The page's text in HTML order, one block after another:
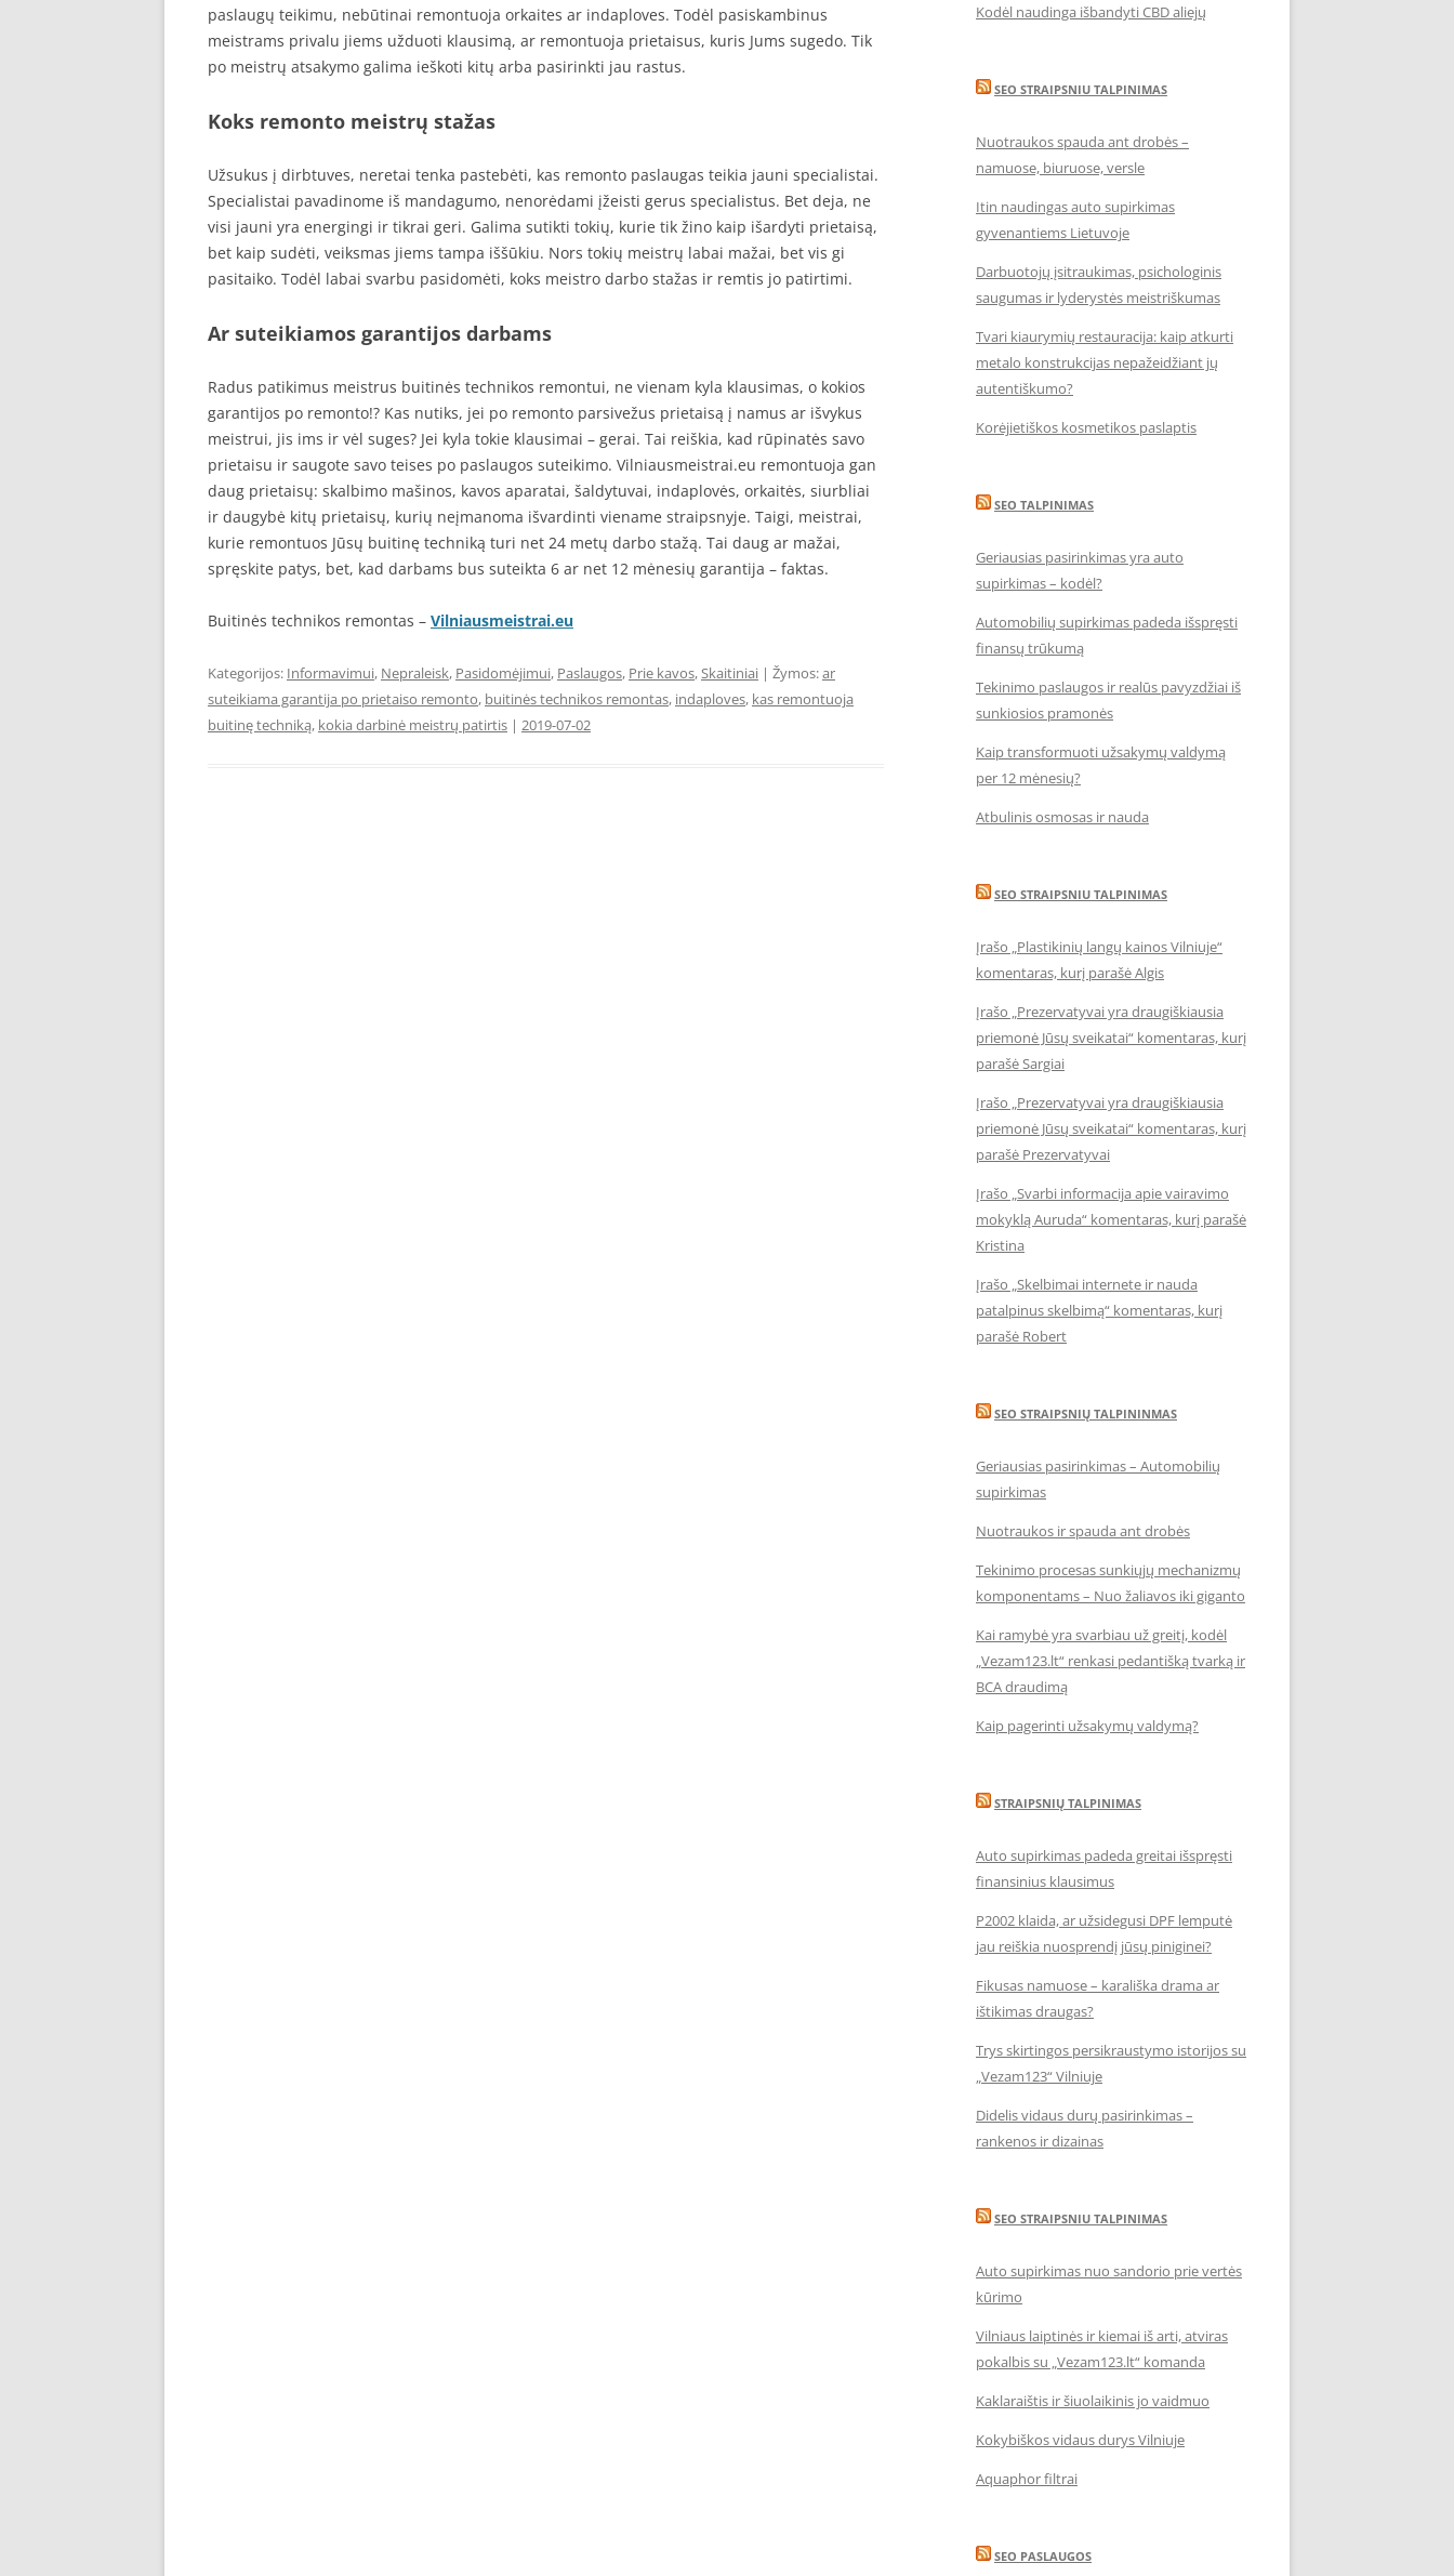
paslaugų teikimu, nebūtinai remontuoja orkaites ar indaploves. Todėl pasiskambinus
meistrams privalu jiems užduoti klausimą, ar remontuoja prietaisus, kuris Jums sugedo. Tik
po meistrų atsakymo galima ieškoti kitų arba pasirinkti jau rastus.
Koks remonto meistrų stažas
Užsukus į dirbtuves, neretai tenka pastebėti, kas remonto paslaugas teikia jauni specialistai.
Specialistai pavadinome iš mandagumo, nenorėdami įžeisti gerus specialistus. Bet deja, ne
visi jauni yra energingi ir tikrai geri. Galima sutikti tokių, kurie tik žino kaip išardyti prietaisą,
bet kaip sudėti, veiksmas jiems tampa iššūkiu. Nors tokių meistrų labai mažai, bet vis gi
pasitaiko. Todėl labai svarbu pasidomėti, koks meistro darbo stažas ir remtis jo patirtimi.
Ar suteikiamos garantijos darbams
Radus patikimus meistrus buitinės technikos remontui, ne vienam kyla klausimas, o kokios
garantijos po remonto!? Kas nutiks, jei po remonto parsivežus prietaisą į namus ar išvykus
meistrui, jis ims ir vėl suges? Jei kyla tokie klausimai – gerai. Tai reiškia, kad rūpinatės savo
prietaisu ir saugote savo teises po paslaugos suteikimo. Vilniausmeistrai.eu remontuoja gan
daug prietaisų: skalbimo mašinos, kavos aparatai, šaldytuvai, indaplovės, orkaitės, siurbliai
ir daugybė kitų prietaisų, kurių neįmanoma išvardinti viename straipsnyje. Taigi, meistrai,
kurie remontuos Jūsų buitinę techniką turi net 24 metų darbo stažą. Tai daug ar mažai,
spręskite patys, bet, kad darbams bus suteikta 6 ar net 12 mėnesių garantija – faktas.
Buitinės technikos remontas – Vilniausmeistrai.eu
Kategorijos: Informavimui, Nepraleisk, Pasidomėjimui, Paslaugos, Prie kavos,Skaitiniai | Žymos:ar
suteikiama garantija po prietaiso remonto, buitinės technikos remontas, indaploves, kas remontuoja
buitinę techniką, kokia darbinė meistrų patirtis | 2019-07-02
Kodėl naudinga išbandyti CBD aliejų
SEO STRAIPSNIU TALPINIMAS
Nuotraukos spauda ant drobės –
namuose, biuruose, versle
Itin naudingas auto supirkimas
gyvenantiems Lietuvoje
Darbuotojų įsitraukimas, psichologinis
saugumas ir lyderystės meistriškumas
Tvari kiaurymių restauracija: kaip atkurti
metalo konstrukcijas nepažeidžiant jų
autentiškumo?
Korėjietiškos kosmetikos paslaptis
SEO TALPINIMAS
Geriausias pasirinkimas yra auto
supirkimas – kodėl?
Automobilių supirkimas padeda išspręsti
finansų trūkumą
Tekinimo paslaugos ir realūs pavyzdžiai iš
sunkiosios pramonės
Kaip transformuoti užsakymų valdymą
per 12 mėnesių?
Atbulinis osmosas ir nauda
SEO STRAIPSNIU TALPINIMAS
Įrašo „Plastikinių langų kainos Vilniuje“
komentaras, kurį parašė Algis
Įrašo „Prezervatyvai yra draugiškiausia
priemonė Jūsų sveikatai“ komentaras, kurį
parašė Sargiai
Įrašo „Prezervatyvai yra draugiškiausia
priemonė Jūsų sveikatai“ komentaras, kurį
parašė Prezervatyvai
Įrašo „Svarbi informacija apie vairavimo
mokyklą Auruda“ komentaras, kurį parašė
Kristina
Įrašo „Skelbimai internete ir nauda
patalpinus skelbimą“ komentaras, kurį
parašė Robert
SEO STRAIPSNIŲ TALPININMAS
Geriausias pasirinkimas – Automobilių
supirkimas
Nuotraukos ir spauda ant drobės
Tekinimo procesas sunkiųjų mechanizmų
komponentams – Nuo žaliavos iki giganto
Kai ramybė yra svarbiau už greitį, kodėl
„Vezam123.lt“ renkasi pedantišką tvarką ir
BCA draudimą
Kaip pagerinti užsakymų valdymą?
STRAIPSNIŲ TALPINIMAS
Auto supirkimas padeda greitai išspręsti
finansinius klausimus
P2002 klaida, ar užsidegusi DPF lemputė
jau reiškia nuosprendį jūsų piniginei?
Fikusas namuose – karališka drama ar
ištikimas draugas?
Trys skirtingos persikraustymo istorijos su
„Vezam123“ Vilniuje
Didelis vidaus durų pasirinkimas –
rankenos ir dizainas
SEO STRAIPSNIU TALPINIMAS
Auto supirkimas nuo sandorio prie vertės
kūrimo
Vilniaus laiptinės ir kiemai iš arti, atviras
pokalbis su „Vezam123.lt“ komanda
Kaklaraištis ir šiuolaikinis jo vaidmuo
Kokybiškos vidaus durys Vilniuje
Aquaphor filtrai
SEO PASLAUGOS